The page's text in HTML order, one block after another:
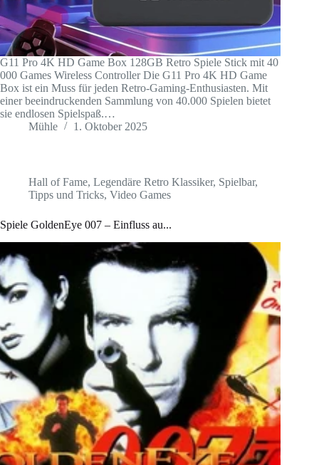
G11 Pro 4K HD Game Box 128GB Retro Spiele Stick mit 40
000 Games Wireless Controller Die G11 Pro 4K HD Game
Box ist ein Muss für jeden Retro-Gaming-Enthusiasten. Mit
einer beeindruckenden Sammlung von 40.000 Spielen bietet
sie endlosen Spielspaß.…
Mühle
1. Oktober 2025
Hall of Fame, Legendäre Retro Klassiker, Spielbar,
Tipps und Tricks, Video Games
Spiele GoldenEye 007 – Einfluss au...